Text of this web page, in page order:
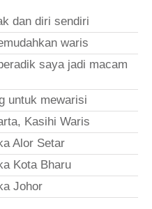
dan diri sendiri
waris
saya jadi macam
untuk mewarisi
Kasihi Waris
Alor Setar
Kota Bharu
Johor